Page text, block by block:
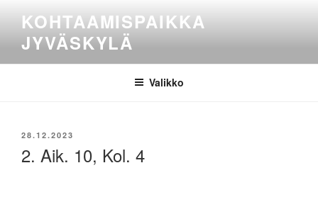
sisältöönKOHTAAMISPAIKKA
JYVÄSKYLÄ
Valikko
JULKAISTU
28.12.2023
2. Aik. 10, Kol. 4